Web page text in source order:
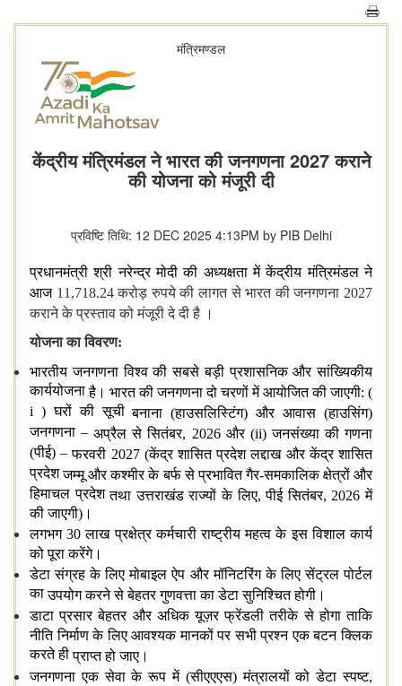
मंत्रिमण्‍डल
केंद्रीय मंत्रिमंडल ने भारत की जनगणना 2027 कराने
की योजना को मंजूरी दी
प्रविष्टि तिथि: 12 DEC 2025 4:13PM by PIB Delhi
प्रधानमंत्री श्री नरेन्‍द्र मोदी की अध्यक्षता में केंद्रीय मंत्रिमंडल ने
आज 11,718.24 करोड़ रुपये की लागत से भारत की जनगणना 2027
कराने के प्रस्ताव को मंजूरी दे दी है ।
योजना का विवरण:
भारतीय जनगणना विश्‍व की सबसे बड़ी प्रशासनिक और सांख्यिकीय
कार्ययोजना है। भारत की जनगणना दो चरणों में आयोजित की जाएगी: (
i ) घरों की सूची बनाना (हाउसलिस्टिंग) और आवास (हाउसिंग)
जनगणना – अप्रैल से सितंबर, 2026 और (ii) जनसंख्‍या की गणना
(पीई) – फरवरी 2027 (केंद्र शासित प्रदेश लद्दाख और केंद्र शासित
प्रदेश जम्मू और कश्मीर के बर्फ से प्रभावित गैर-समकालिक क्षेत्रों और
हिमाचल प्रदेश तथा उत्तराखंड राज्यों के लिए, पीई सितंबर, 2026 में
की जाएगी)।
लगभग 30 लाख प्रक्षेत्र कर्मचारी राष्ट्रीय महत्व के इस विशाल कार्य
को पूरा करेंगे।
डेटा संग्रह के लिए मोबाइल ऐप और मॉनिटरिंग के लिए सेंट्रल पोर्टल
का उपयोग करने से बेहतर गुणवत्ता का डेटा सुनिश्चित होगी।
डाटा प्रसार बेहतर और अधिक यूज़र फ्रेंडली तरीके से होगा ताकि
नीति निर्माण के लिए आवश्‍यक मानकों पर सभी प्रश्‍न एक बटन क्लिक
करते ही प्राप्‍त हो जाए।
जनगणना एक सेवा के रूप में (सीएएएस) मंत्रालयों को डेटा स्‍पष्‍ट,